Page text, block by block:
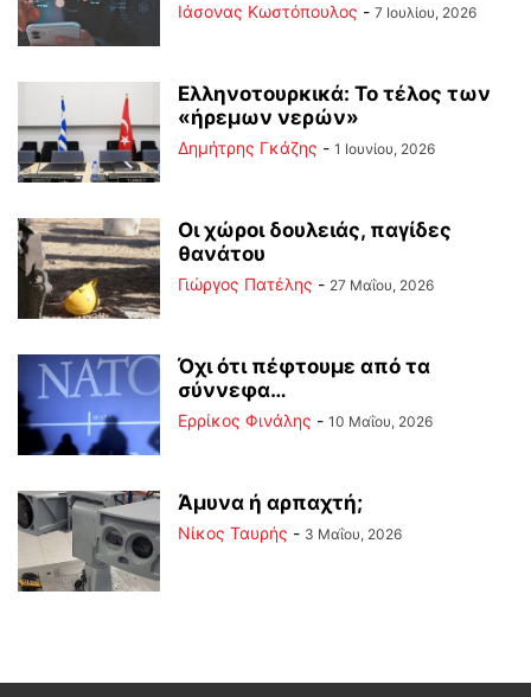
Ιάσονας Κωστόπουλος - 7 Ιουλίου, 2026
Ελληνοτουρκικά: Το τέλος των
«ήρεμων νερών»
Δημήτρης Γκάζης - 1 Ιουνίου, 2026
Οι χώροι δουλειάς, παγίδες
θανάτου
Γιώργος Πατέλης - 27 Μαΐου, 2026
Όχι ότι πέφτουμε από τα
σύννεφα…
Ερρίκος Φινάλης - 10 Μαΐου, 2026
Άμυνα ή αρπαχτή;
Νίκος Ταυρής - 3 Μαΐου, 2026